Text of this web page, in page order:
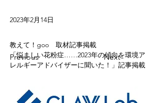
2023年2月14日
Previous Next
教えて！goo　取材記事掲載
「悩ましい花粉症……2023年の傾向を環境ア
レルギーアドバイザーに聞いた！」記事掲載